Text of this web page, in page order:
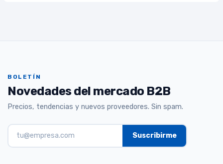
BOLETÍN
Novedades del mercado B2B
Precios, tendencias y nuevos proveedores. Sin spam.